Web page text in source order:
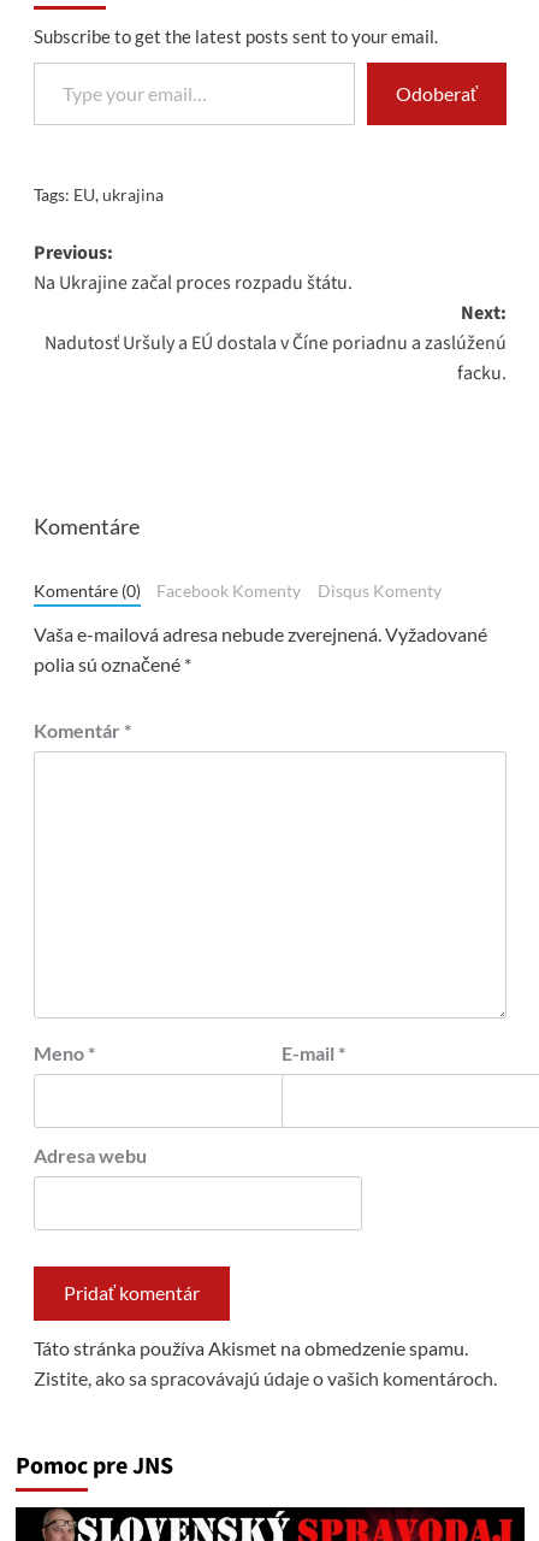
Subscribe to get the latest posts sent to your email.
Type your email…
Odoberať
Tags: EU,ukrajina
Post
navigation
Previous:
Na Ukrajine začal proces rozpadu štátu.
Next:
Nadutosť Uršuly a EÚ dostala v Číne poriadnu a zaslúženú
facku.
Komentáre
Komentáre (0) Facebook Komenty Disqus Komenty
Vaša e-mailová adresa nebude zverejnená.Vyžadované
polia sú označené *
Komentár *
Meno * E-mail *
Adresa webu
Táto stránka používa Akismet na obmedzenie spamu.
Zistite, ako sa spracovávajú údaje o vašich komentároch.
Pomoc pre JNS